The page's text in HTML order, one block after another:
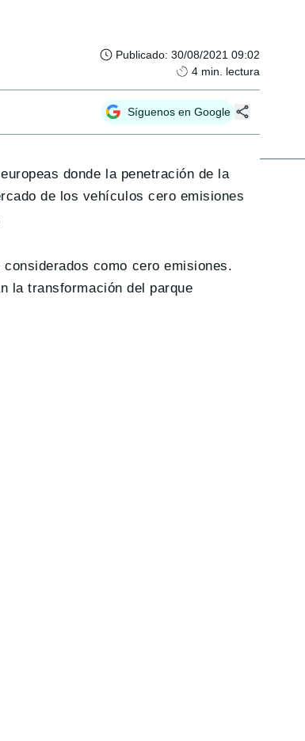
Publicado: 30/08/2021 09:02
4 min. lectura
Síguenos en Google
donde la penetración de la
de los vehículos cero emisiones
como cero emisiones.
la transformación del parque